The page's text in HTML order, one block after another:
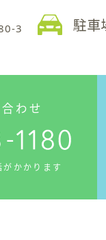
3
わせ
かかります